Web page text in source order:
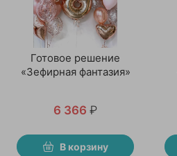
Готовое решение
«Зефирная фантазия»
6 366 ₽
В корзину